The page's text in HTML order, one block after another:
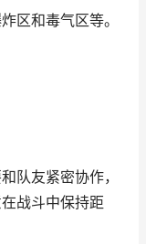
区和毒气区等。
队友紧密协作，
战斗中保持距